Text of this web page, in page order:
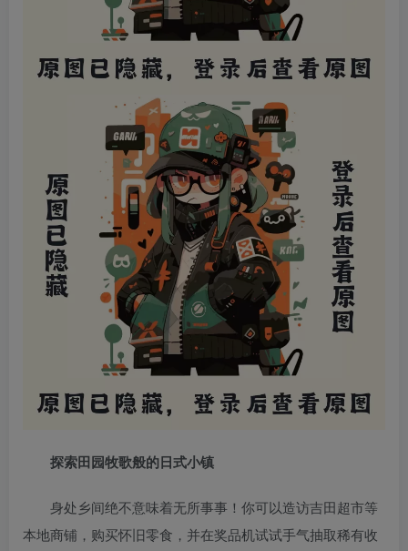
探索田园牧歌般的日式小镇
身处乡间绝不意味着无所事事！你可以造访吉田超市等
本地商铺，购买怀旧零食，并在奖品机试试手气抽取稀有收